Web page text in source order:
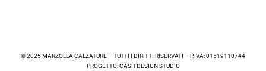
© 2025 MARZOLLA CALZATURE – TUTTI I DIRITTI RISERVATI – P.IVA: 01519110744
PROGETTO:CASH DESIGN STUDIO